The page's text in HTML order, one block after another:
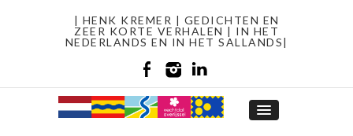
| HENK KREMER | GEDICHTEN EN
ZEER KORTE VERHALEN | IN HET
NEDERLANDS EN IN HET SALLANDS|